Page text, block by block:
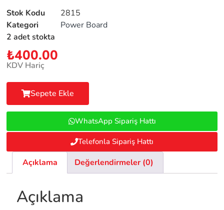
Stok Kodu
2815
Kategori
Power Board
2 adet stokta
₺400.00
KDV Hariç
Sepete Ekle
WhatsApp Sipariş Hattı
Telefonla Sipariş Hattı
Açıklama Değerlendirmeler (0)
Açıklama